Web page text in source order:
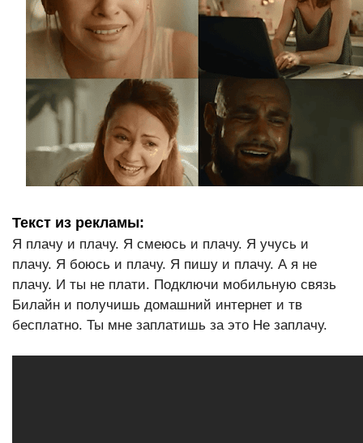
Текст из рекламы:
Я плачу и плачу. Я смеюсь и плачу. Я учусь и
плачу. Я боюсь и плачу. Я пишу и плачу. А я не
плачу. И ты не плати. Подключи мобильную связь
Билайн и получишь домашний интернет и тв
бесплатно. Ты мне заплатишь за это Не заплачу.